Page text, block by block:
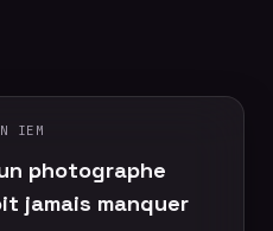
IEM
photographe
jamais manquer